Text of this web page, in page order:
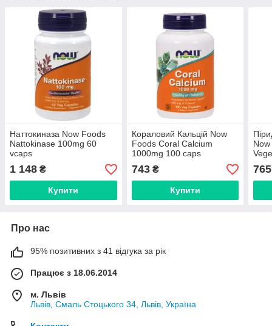
Наттокиназа Now Foods
Nattokinase 100mg 60
vcaps
1 148 ₴
Купити
Кораловий Кальцій Now
Foods Coral Calcium
1000mg 100 caps
743₴
Купити
765
Про нас
95% позитивних з 41 відгука за рік
Працює з 18.06.2014
м. Львів
Львів, Смаль Стоцького 34, Львів, Україна